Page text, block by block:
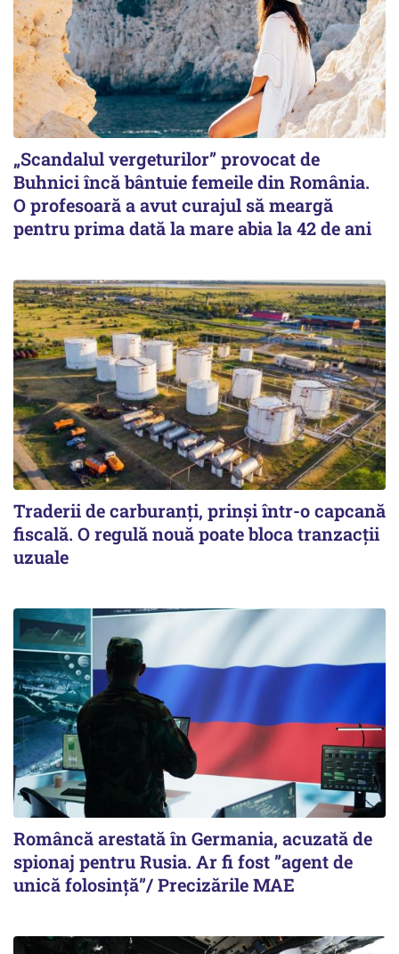
„Scandalul vergeturilor” provocat de
Buhnici încă bântuie femeile din România.
O profesoară a avut curajul să meargă
pentru prima dată la mare abia la 42 de ani
Traderii de carburanți, prinși într-o capcană
fiscală. O regulă nouă poate bloca tranzacții
uzuale
Româncă arestată în Germania, acuzată de
spionaj pentru Rusia. Ar fi fost ”agent de
unică folosință”/ Precizările MAE